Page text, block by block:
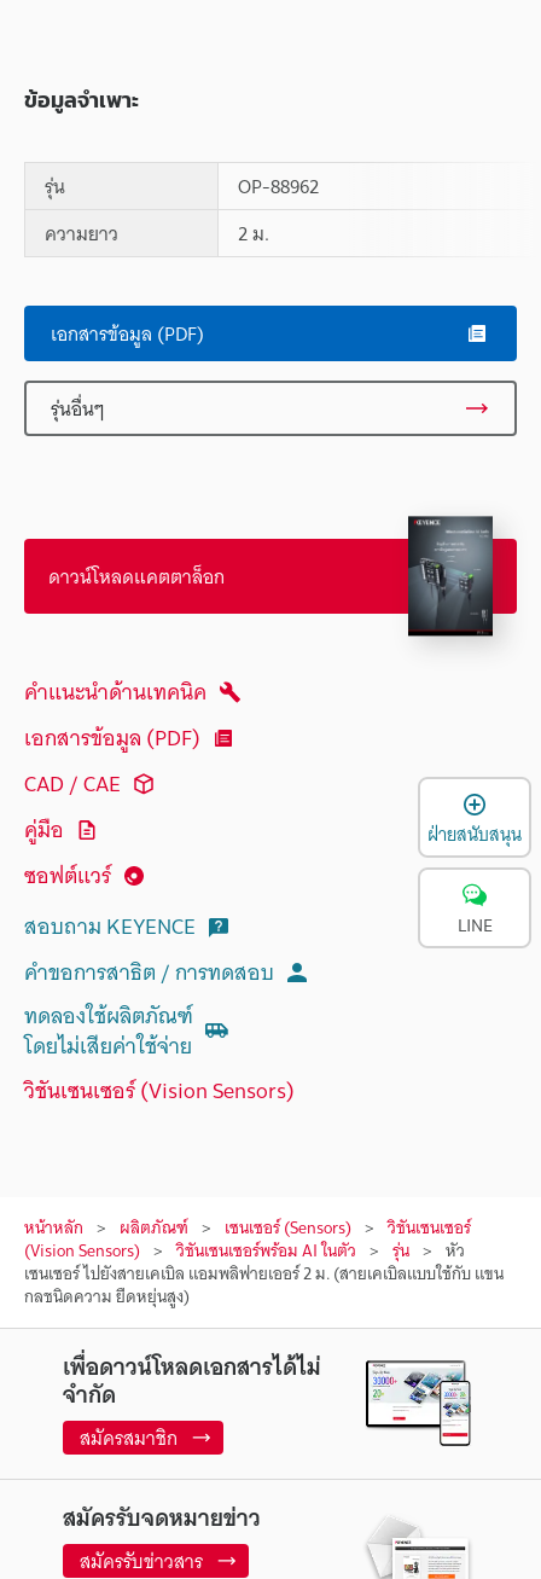
ข้อมูลจำเพาะ
รุ่น
OP-88962
ความยาว
2 ม.
เอกสารข้อมูล (PDF)
รุ่นอื่นๆ
ดาวน์โหลดแคตตาล็อก
คำแนะนำด้านเทคนิค
เอกสารข้อมูล (PDF)
CAD / CAE
คู่มือ
ซอฟต์แวร์
สอบถาม KEYENCE
คำขอการสาธิต / การทดสอบ
ทดลองใช้ผลิตภัณฑ์
โดยไม่เสียค่าใช้จ่าย
วิชันเซนเซอร์ (Vision Sensors)
หน้าหลัก ผลิตภัณฑ์ เซนเซอร์ (Sensors) วิชันเซนเซอร์
(Vision Sensors) วิชันเซนเซอร์พร้อม AI ในตัว รุ่น หัว
เซนเซอร์ ไปยังสายเคเบิล แอมพลิฟายเออร์ 2 ม. (สายเคเบิลแบบใช้กับ แขน
กลชนิดความ ยืดหยุ่นสูง)
เพื่อดาวน์โหลดเอกสารได้ไม่
จำกัด
สมัครสมาชิก
สมัครรับจดหมายข่าว
สมัครรับข่าวสาร
ฝ่ายสนับสนุน
LINE